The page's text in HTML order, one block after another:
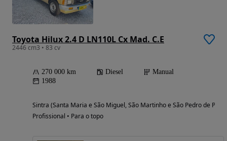
Toyota Hilux 2.4 D LN110L Cx Mad. C.E
2446 cm3 • 83 cv
270 000 km Diesel
Manual
1988
Sintra (Santa Maria e São Miguel, São Martinho e São Pedro de
Profissional • Para o topo